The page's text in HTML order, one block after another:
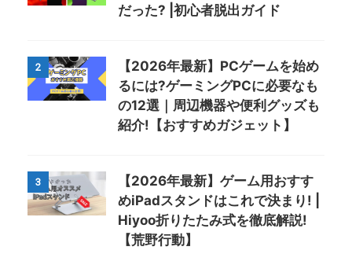
だった? |初心者脱出ガイド
2
【2026年最新】PCゲームを始め
るには?ゲーミングPCに必要なも
の12選｜周辺機器や便利グッズも
紹介!【おすすめガジェット】
3
【2026年最新】ゲーム用おすす
めiPadスタンドはこれで決まり! |
Hiyoo折りたたみ式を徹底解説!
【荒野行動】